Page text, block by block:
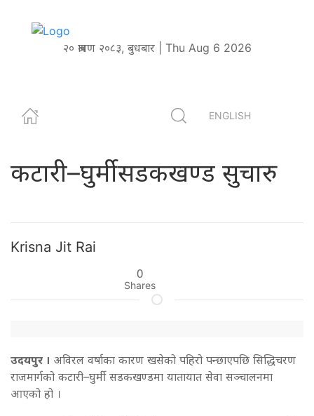
२० श्रावण २०८३, बुधबार | Thu Aug 6 2026
ENGLISH
कटारी–घुर्मी सडकखण्ड सुचारु
Krisna Jit Rai
0
Shares
उदयपुर । अविरल वर्षाका कारण खसेको पहिरो पन्छाएपछि सिद्धिचरण
राजमार्गको कटारी–घुर्मी सडकखण्डमा यातायात सेवा सञ्चालनमा
आएको हो ।